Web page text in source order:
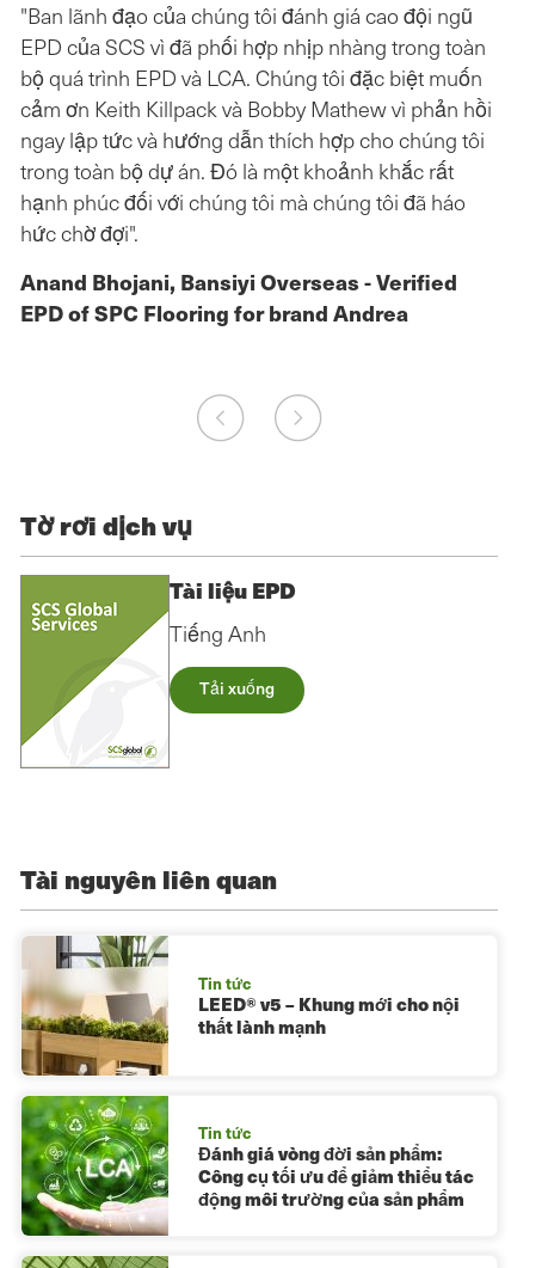
"Ban lãnh đạo của chúng tôi đánh giá cao đội ngũ
EPD của SCS vì đã phối hợp nhịp nhàng trong toàn
bộ quá trình EPD và LCA. Chúng tôi đặc biệt muốn
cảm ơn Keith Killpack và Bobby Mathew vì phản hồi
ngay lập tức và hướng dẫn thích hợp cho chúng tôi
trong toàn bộ dự án. Đó là một khoảnh khắc rất
hạnh phúc đối với chúng tôi mà chúng tôi đã háo
hức chờ đợi".
Anand Bhojani, Bansiyi Overseas - Verified
EPD of SPC Flooring for brand Andrea
Tờ rơi dịch vụ
Tài liệu EPD
Tiếng Anh
Tải xuống
Tài nguyên liên quan
Tin tức
LEED® v5 – Khung mới cho nội
thất lành mạnh
Tin tức
Đánh giá vòng đời sản phẩm:
Công cụ tối ưu để giảm thiểu tác
động môi trường của sản phẩm